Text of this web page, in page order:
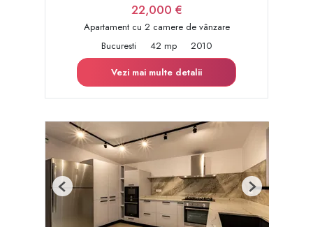
22,000 €
Apartament cu 2 camere de vânzare
Bucuresti
42 mp
2010
Vezi mai multe detalii
Previous Next